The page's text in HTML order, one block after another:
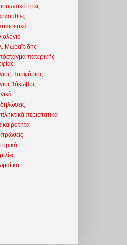
Μωραϊτίδης
πατερικῆς
Πορφύριος
Ἰάκωβος
περιστατικά